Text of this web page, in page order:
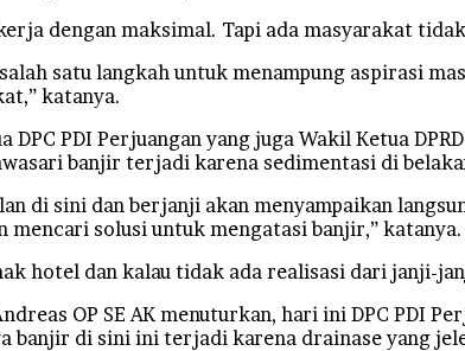
dengan maksimal. Tapi ada masyarakat
satu langkah untuk menampung aspirasi
katanya.
DPC PDI Perjuangan yang juga Wakil Ketua
banjir terjadi karena sedimentasi di
di sini dan berjanji akan menyampaikan
mencari solusi untuk mengatasi banjir,” katanya.
hotel dan kalau tidak ada realisasi dari janji-
OP SE AK menuturkan, hari ini DPC PDI
banjir di sini ini terjadi karena drainase yang